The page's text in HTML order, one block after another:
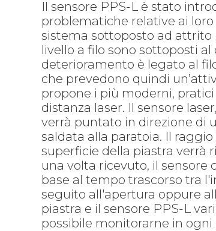
Il sensore PPS-L è stato
problematiche relative ai
sistema sottoposto ad attrito
livello a filo sono sottoposti
deterioramento è legato al
che prevedono quindi
propone i più moderni,
distanza laser. Il sensore
verrà puntato in direzione di
saldata alla paratoia. Il
superficie della piastra verrà
una volta ricevuto, il sensore
base al tempo trascorso tra
seguito all'apertura oppure
piastra e il sensore PPS-L
possibile monitorarne in